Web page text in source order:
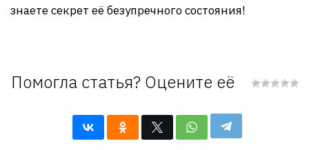
знаете секрет её безупречного состояния!
Помогла статья? Оцените её